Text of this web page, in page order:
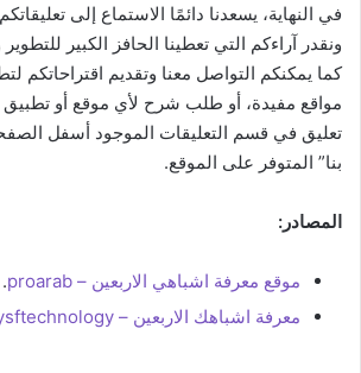
في النهاية، يسعدنا دائمًا الاستماع إلى
ونقدر آراءكم التي تعطينا الحافز الكبير
كما يمكنكم التواصل معنا وتقديم اقتراحاتكم
مواقع مفيدة، أو طلب شرح لأي موقع أو
تعليق في قسم التعليقات الموجود أسفل
بنا” المتوفر على الموقع.
المصادر:
موقع معرفة اشباهي الاربعين – proarab
.
معرفة اشباهك الاربعين – a21.ysftechnology